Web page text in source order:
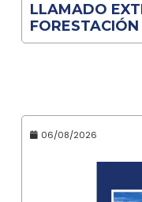
LLAMADO
FORESTACIÓN
06/08/2026